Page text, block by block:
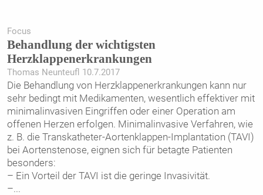
Focus
Behandlung der wichtigsten
Herzklappenerkrankungen
Thomas Neunteufl 10.7.2017
Die Behandlung von Herzklappenerkrankungen kann nur
sehr bedingt mit Medikamenten, wesentlich effektiver mit
minimalinvasiven Eingriffen oder einer Operation am
offenen Herzen erfolgen. Minimalinvasive Verfahren, wie
z. B. die Transkatheter-Aortenklappen-Implantation (TAVI)
bei Aortenstenose, eignen sich für betagte Patienten
besonders:
– Ein Vorteil der TAVI ist die geringe Invasivität.
–...